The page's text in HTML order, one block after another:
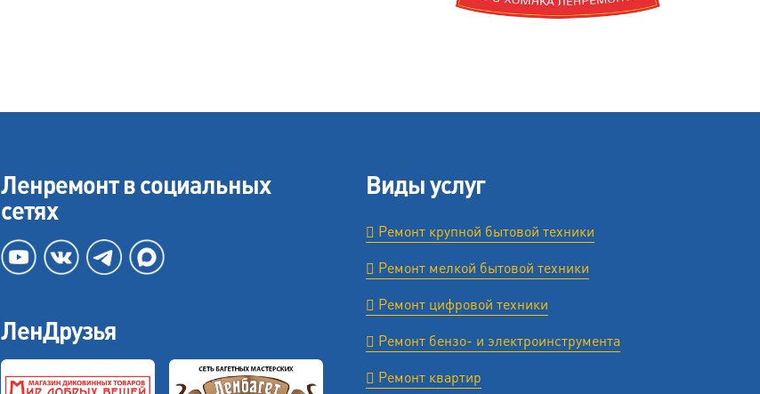
Ленремонт в социальных
сетях
ЛенДрузья
Виды услуг
Ремонт крупной бытовой техники
Ремонт мелкой бытовой техники
Ремонт цифровой техники
Ремонт бензо- и электроинструмента
Ремонт квартир